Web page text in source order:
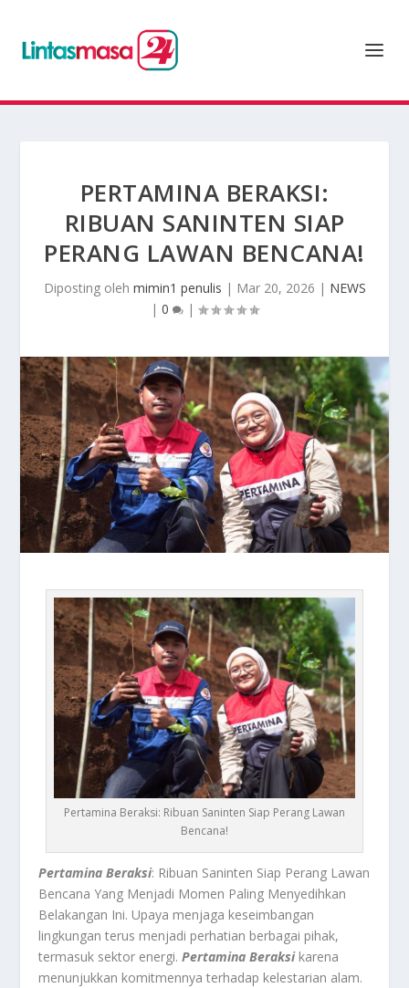
PERTAMINA BERAKSI:
RIBUAN SANINTEN SIAP
PERANG LAWAN BENCANA!
Diposting oleh mimin1 penulis | Mar 20, 2026 | NEWS
| 0 |
Pertamina Beraksi: Ribuan Saninten Siap Perang Lawan
Bencana!
Pertamina Beraksi: Ribuan Saninten Siap Perang Lawan
Bencana Yang Menjadi Momen Paling Menyedihkan
Belakangan Ini. Upaya menjaga keseimbangan
lingkungan terus menjadi perhatian berbagai pihak,
termasuk sektor energi.Pertamina Beraksikarena
menunjukkan komitmennya terhadap kelestarian alam.